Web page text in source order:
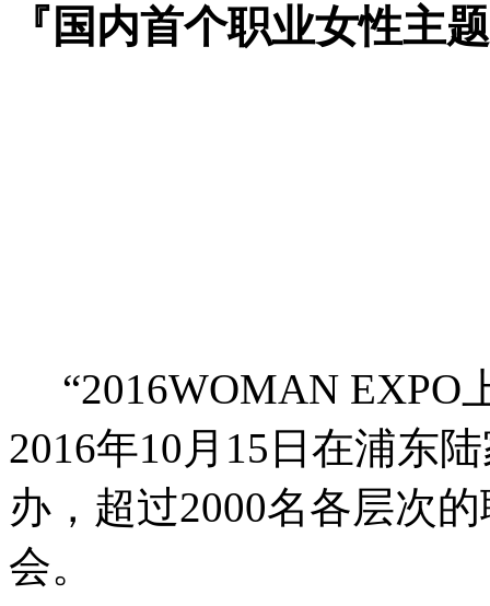
『国内首个职业女性主
“2016WOMAN EXPO
2016年10月15日在浦东
办，超过2000名各层次
会。